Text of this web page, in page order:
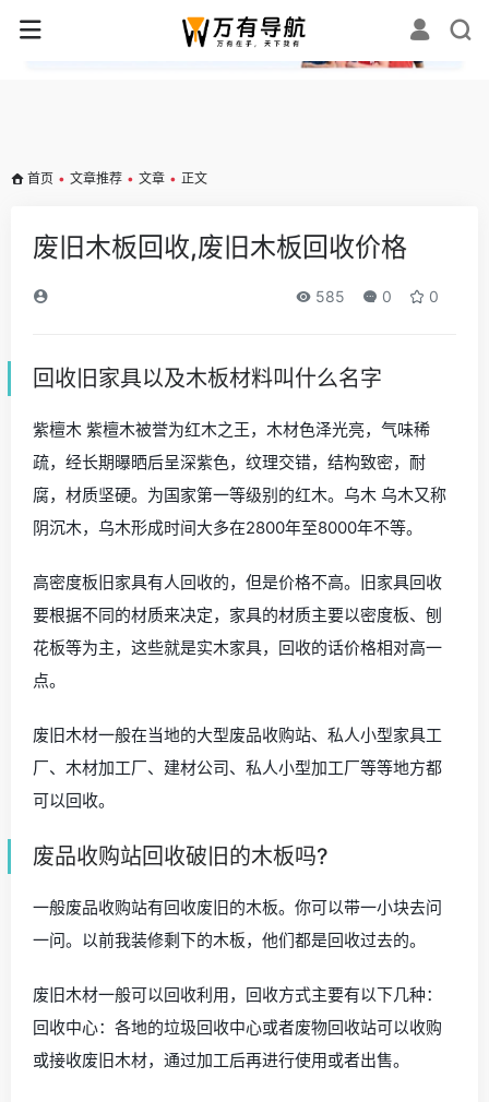
✕
首页 • 文章推荐 • 文章 • 正文
废旧木板回收,废旧木板回收价格
585 0 0
回收旧家具以及木板材料叫什么名字
紫檀木 紫檀木被誉为红木之王，木材色泽光亮，气味稀
疏，经长期曝晒后呈深紫色，纹理交错，结构致密，耐
腐，材质坚硬。为国家第一等级别的红木。乌木 乌木又称
阴沉木，乌木形成时间大多在2800年至8000年不等。
高密度板旧家具有人回收的，但是价格不高。旧家具回收
要根据不同的材质来决定，家具的材质主要以密度板、刨
花板等为主，这些就是实木家具，回收的话价格相对高一
点。
废旧木材一般在当地的大型废品收购站、私人小型家具工
厂、木材加工厂、建材公司、私人小型加工厂等等地方都
可以回收。
废品收购站回收破旧的木板吗?
一般废品收购站有回收废旧的木板。你可以带一小块去问
一问。以前我装修剩下的木板，他们都是回收过去的。
废旧木材一般可以回收利用，回收方式主要有以下几种：
回收中心：各地的垃圾回收中心或者废物回收站可以收购
或接收废旧木材，通过加工后再进行使用或者出售。